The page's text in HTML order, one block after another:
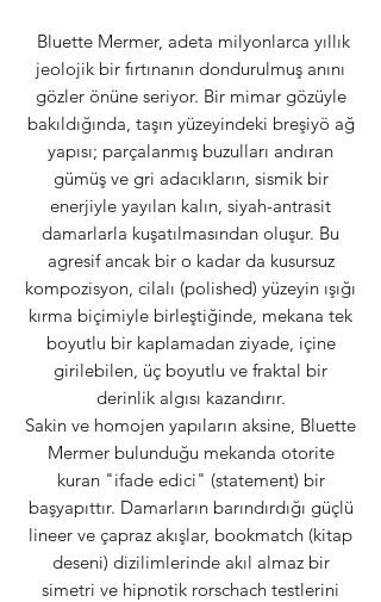
Bluette Mermer, adeta milyonlarca yıllık
jeolojik bir fırtınanın dondurulmuş anını
gözler önüne seriyor. Bir mimar gözüyle
bakıldığında, taşın yüzeyindeki breşiyö ağ
yapısı; parçalanmış buzulları andıran
gümüş ve gri adacıkların, sismik bir
enerjiyle yayılan kalın, siyah-antrasit
damarlarla kuşatılmasından oluşur. Bu
agresif ancak bir o kadar da kusursuz
kompozisyon, cilalı (polished) yüzeyin ışığı
kırma biçimiyle birleştiğinde, mekana tek
boyutlu bir kaplamadan ziyade, içine
girilebilen, üç boyutlu ve fraktal bir
derinlik algısı kazandırır.
Sakin ve homojen yapıların aksine, Bluette
Mermer bulunduğu mekanda otorite
kuran "ifade edici" (statement) bir
başyapıttır. Damarların barındırdığı güçlü
lineer ve çapraz akışlar, bookmatch (kitap
deseni) dizilimlerinde akıl almaz bir
simetri ve hipnotik rorschach testlerini